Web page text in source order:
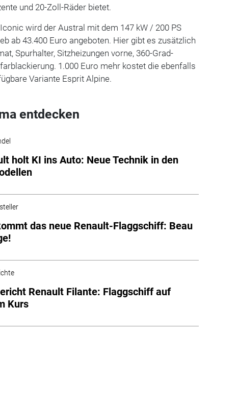
und 20-Zoll-Räder bietet.
wird der Austral mit dem 147 kW / 200 PS
ab 43.400 Euro angeboten. Hier gibt es zusätzlich
Spurhalter, Sitzheizungen vorne, 360-Grad-
1.000 Euro mehr kostet die ebenfalls
Variante Esprit Alpine.
entdecken
holt KI ins Auto: Neue Technik in den
das neue Renault-Flaggschiff: Beau
Renault Filante: Flaggschiff auf
Kurs